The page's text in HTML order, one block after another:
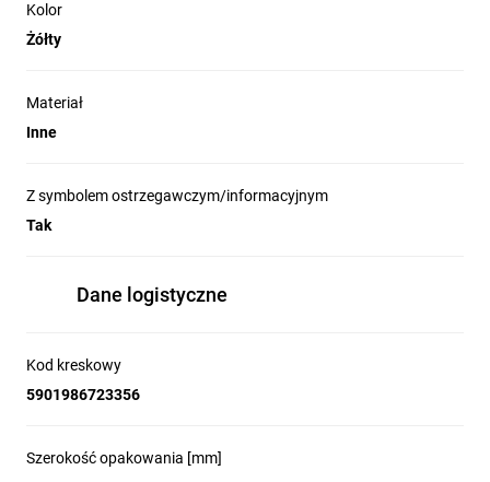
Kolor
Żółty
Materiał
Inne
Z symbolem ostrzegawczym/informacyjnym
Tak
Dane logistyczne
Kod kreskowy
5901986723356
Szerokość opakowania [mm]